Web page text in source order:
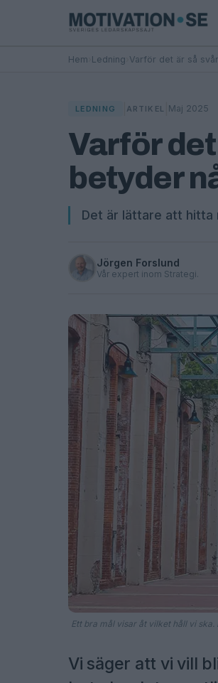
Hem Ledning Varför det är så
LEDNING ARTIKEL Maj 2025
Varför
betyder
Det är lättare att hitta
Jörgen Forslund
Vår expert inom Strategi.
Ett bra mål visar åt vilket håll vi ska.
Vi säger att vi vill